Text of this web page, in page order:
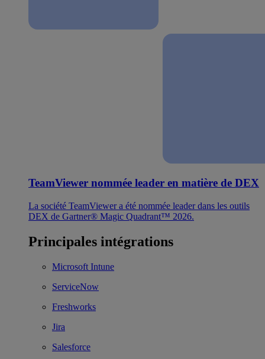
TeamViewer nommée leader en matière de DEX
La société TeamViewer a été nommée leader dans les outils
DEX de Gartner® Magic Quadrant™ 2026.
Principales intégrations
Microsoft Intune
ServiceNow
Freshworks
Jira
Salesforce